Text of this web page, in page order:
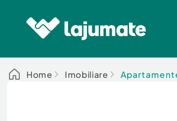
Home Imobiliare